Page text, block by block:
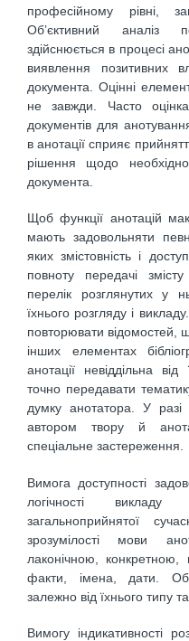
професійному рівні,
Об’єктивний аналіз
здійснюється в процесі
виявлення позитивних
документа. Оцінні
не завжди. Часто
документів для
в анотації сприяє
рішення щодо
документа.
Щоб функції анотацій
мають задовольняти
яких змістовність і
повноту передачі
перелік розглянутих у
їхнього розгляду і
повторювати відомостей,
інших елементах
анотації невіддільна
точно передавати
думку анотатора. У разі
автором твору й
спеціальне застереження.
Вимога доступності
логічності викладу
загальноприйнятої
зрозумілості мови
лаконічною, конкретною,
факти, імена, дати.
залежно від їхнього типу
Вимогу індикативності